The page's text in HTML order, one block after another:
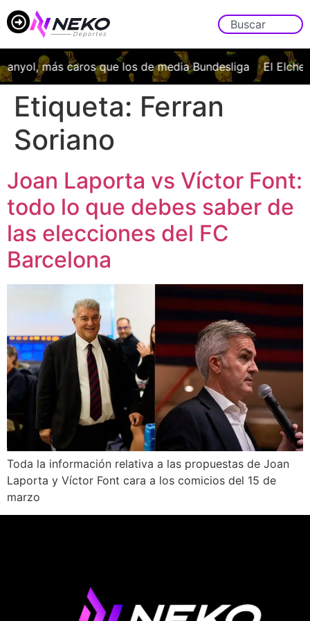
más caros que los de media Bundesliga El Elche
Etiqueta: Ferran
Soriano
Joan Laporta vs Víctor Font:
todo lo que debes saber de
las elecciones del FC
Barcelona
Toda la información relativa a las propuestas de Joan
Laporta y Víctor Font cara a los comicios del 15 de
marzo